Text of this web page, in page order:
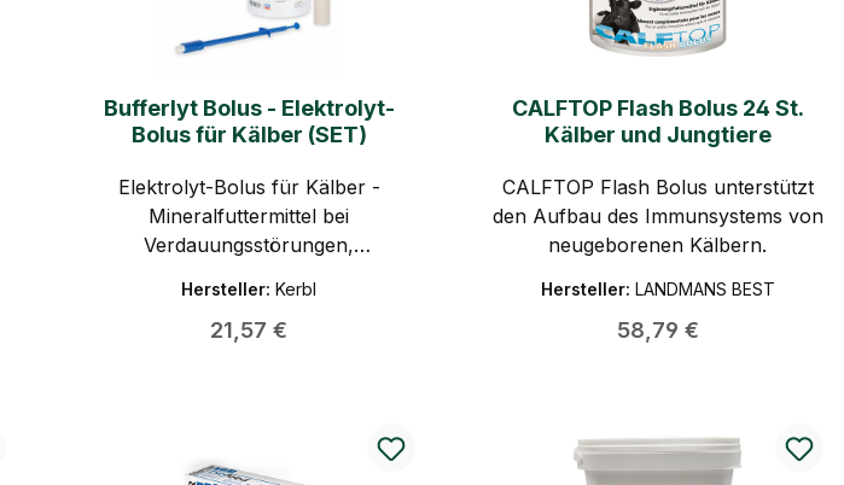
Bufferlyt Bolus - Elektrolyt-
Bolus für Kälber (SET)
Elektrolyt-Bolus für Kälber -
Mineralfuttermittel bei
Verdauungsstörungen,
(SET bestehend aus 15 Boli inkl.
Eingeber)
Hersteller:Kerbl
Regulärer Preis:
21,57 €
CALFTOP Flash Bolus 24 St.
Kälber und Jungtiere
CALFTOP Flash Bolus unterstützt
den Aufbau des Immunsystems von
neugeborenen Kälbern.
Hersteller: LANDMANS BEST
Regulärer Preis:
58,79 €